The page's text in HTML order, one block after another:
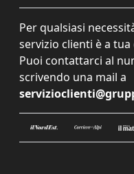
Per qualsiasi
servizio clienti è a
Puoi contattarci al
scrivendo una mail a